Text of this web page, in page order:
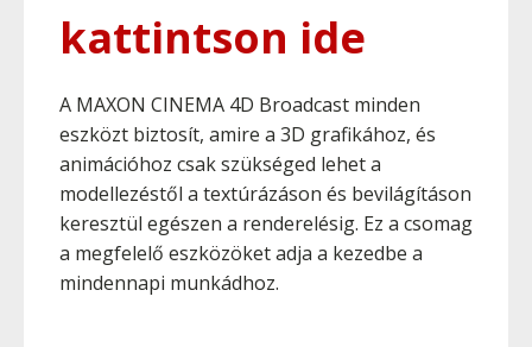
kattintson ide
A MAXON CINEMA 4D Broadcast minden
eszközt biztosít, amire a 3D grafikához, és
animációhoz csak szükséged lehet a
modellezéstől a textúrázáson és bevilágításon
keresztül egészen a renderelésig. Ez a csomag
a megfelelő eszközöket adja a kezedbe a
mindennapi munkádhoz.